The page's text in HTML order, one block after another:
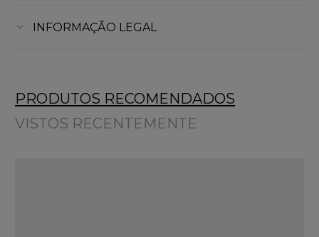
INFORMAÇÃO LEGAL
PRODUTOS RECOMENDADOS
VISTOS RECENTEMENTE